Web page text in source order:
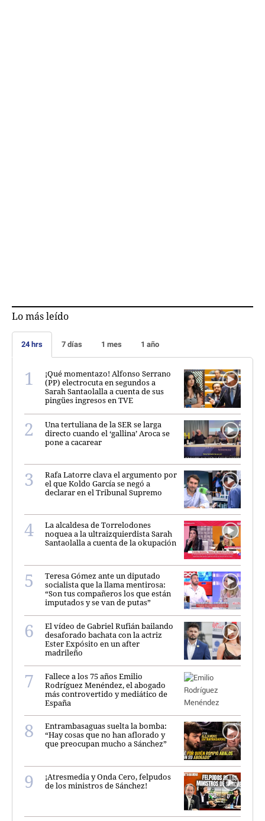
Lo más leído
24 hrs 7 días 1 mes 1 año
¡Qué momentazo! Alfonso Serrano
(PP) electrocuta en segundos a
Sarah Santaolalla a cuenta de sus
pingües ingresos en TVE
Una tertuliana de la SER se larga
directo cuando el ‘gallina’ Aroca se
pone a cacarear
Rafa Latorre clava el argumento por
el que Koldo García se negó a
declarar en el Tribunal Supremo
La alcaldesa de Torrelodones
noquea a la ultraizquierdista Sarah
Santaolalla a cuenta de la okupación
Teresa Gómez ante un diputado
socialista que la llama mentirosa:
“Son tus compañeros los que están
imputados y se van de putas”
El vídeo de Gabriel Rufián bailando
desaforado bachata con la actriz
Ester Expósito en un after
madrileño
Fallece a los 75 años Emilio
Rodríguez Menéndez, el abogado
más controvertido y mediático de
España
Entrambasaguas suelta la bomba:
“Hay cosas que no han aflorado y
que preocupan mucho a Sánchez”
¡Atresmedia y Onda Cero, felpudos
de los ministros de Sánchez!